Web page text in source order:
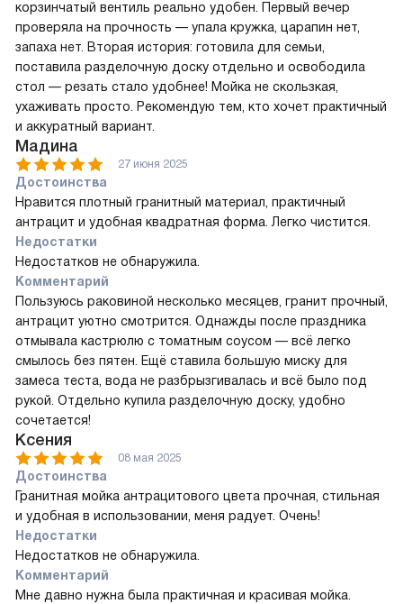
корзинчатый вентиль реально удобен. Первый вечер
проверяла на прочность — упала кружка, царапин нет,
запаха нет. Вторая история: готовила для семьи,
поставила разделочную доску отдельно и освободила
стол — резать стало удобнее! Мойка не скользкая,
ухаживать просто. Рекомендую тем, кто хочет практичный
и аккуратный вариант.
Мадина
27 июня 2025
Достоинства
Нравится плотный гранитный материал, практичный
антрацит и удобная квадратная форма. Легко чистится.
Недостатки
Недостатков не обнаружила.
Комментарий
Пользуюсь раковиной несколько месяцев, гранит прочный,
антрацит уютно смотрится. Однажды после праздника
отмывала кастрюлю с томатным соусом — всё легко
смылось без пятен. Ещё ставила большую миску для
замеса теста, вода не разбрызгивалась и всё было под
рукой. Отдельно купила разделочную доску, удобно
сочетается!
Ксения
08 мая 2025
Достоинства
Гранитная мойка антрацитового цвета прочная, стильная
и удобная в использовании, меня радует. Очень!
Недостатки
Недостатков не обнаружила.
Комментарий
Мне давно нужна была практичная и красивая мойка.